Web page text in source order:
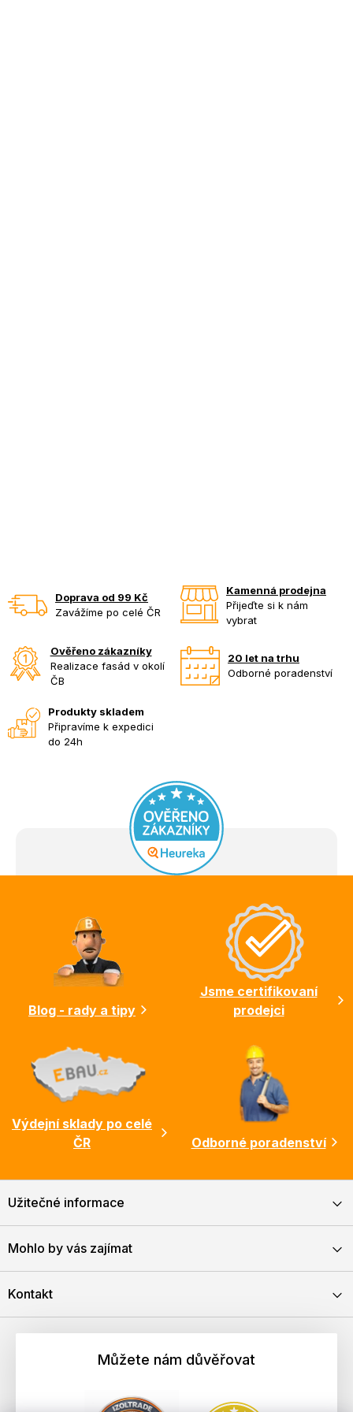
Doprava od 99 Kč
Zavážíme po celé ČR
Kamenná prodejna
Přijeďte si k nám
vybrat
Ověřeno zákazníky
Realizace fasád v okolí
ČB
20 let na trhu
Odborné poradenství
Produkty skladem
Připravíme k expedici
do 24h
Blog - rady a tipy
Jsme certifikovaní
prodejci
Výdejní sklady po celé
ČR
Odborné poradenství
Užitečné informace
Mohlo by vás zajímat
Kontakt
Můžete nám důvěřovat